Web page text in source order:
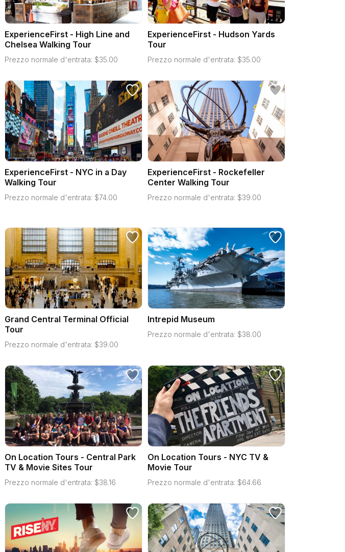
ExperienceFirst - High Line and
Chelsea Walking Tour
Prezzo normale d'entrata: $35.00
ExperienceFirst - Hudson Yards
Tour
Prezzo normale d'entrata: $35.00
ExperienceFirst - NYC in a Day
Walking Tour
Prezzo normale d'entrata: $74.00
ExperienceFirst - Rockefeller
Center Walking Tour
Prezzo normale d'entrata: $39.00
Grand Central Terminal Official
Tour
Prezzo normale d'entrata: $39.00
Intrepid Museum
Prezzo normale d'entrata: $38.00
On Location Tours - Central Park
TV & Movie Sites Tour
Prezzo normale d'entrata: $38.16
On Location Tours - NYC TV &
Movie Tour
Prezzo normale d'entrata: $64.66